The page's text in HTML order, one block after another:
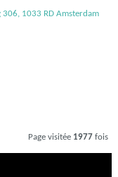
306, 1033 RD Amsterdam
Page visitée 1977 fois